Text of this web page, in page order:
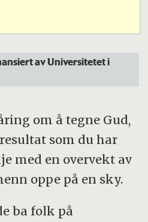
av Universitetet i
om å tegne Gud,
som du har
med en overvekt av
oppe på en sky.
ba folk på